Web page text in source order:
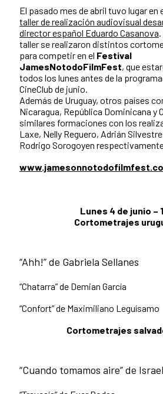
El pasado mes de abril tuvo lugar en
taller de realización audiovisual
director español Eduardo Casanova
taller se realizaron distintos
para competir en el Festival
JamesNotodoFilmFest, que
todos los lunes antes de la
CineClub de junio.
Además de Uruguay, otros países
Nicaragua, República Dominicana y
similares formaciones con los
Laxe, Nelly Reguero, Adrián
Rodrigo Sorogoyen
Lunes 4 de junio –
Cortometrajes
“Ahh!” de Gabriela Sellanes
“Chatarra” de Demian García
“Confort” de Maximiliano Leguísamo
Cortometrajes
“Cuando tomamos aire” de